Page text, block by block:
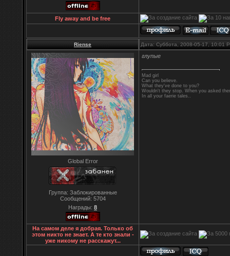
Fly away and be free
Riense Дата: Суббота, 2008-05-17, 10:01
Global Error
Группа: Заблокированные
Сообщений: 5704
Награды: 8
глупые
Mad girl
Can you believe.
What they've done to you?
Wouldn't they stop. When you asked
In all your faerie tales..
На самом деле я добрая. Только об
этом никто не знает. А те кто знали -
уже никому не расскажут...